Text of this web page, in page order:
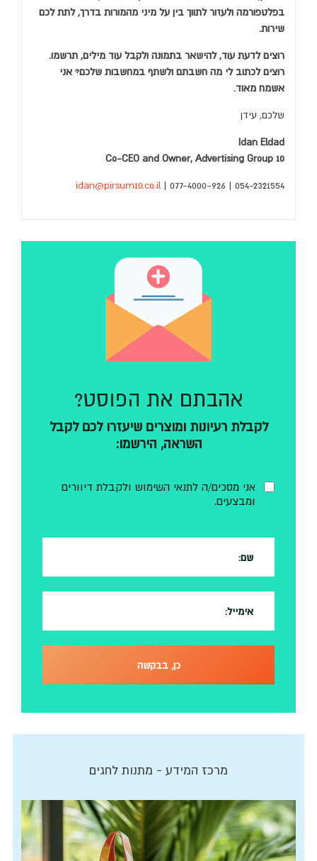
בפלטפורמה ולעזור לתווך בין על מיני מהמורות בדרך, לתת לכם
שירות.
רוצים לדעת עוד, להישאר בתמונה ולקבל עוד מילים, תרשמו.
רוצים לכתוב לי מה חשבתם ולשתף במחשבות שלכם? אני
אשמח מאוד.
שלכם, עידן
Idan Eldad
Co-CEO and Owner, Advertising Group 10
054-2321554 |
idan@pirsum10.co.il| 077-4000-926
אהבתם את הפוסט?
לקבלת רעיונות ומוצרים שיעזרו לכם לקבל
השראה, הירשמו:
אני מסכים/ה לתנאי השימוש ולקבלת דיוורים
ומבצעים.
מרכז המידע - מתנות לחגים